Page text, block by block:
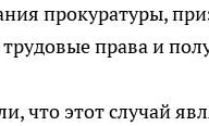
прокуратуры,
трудовые права и
что этот случай